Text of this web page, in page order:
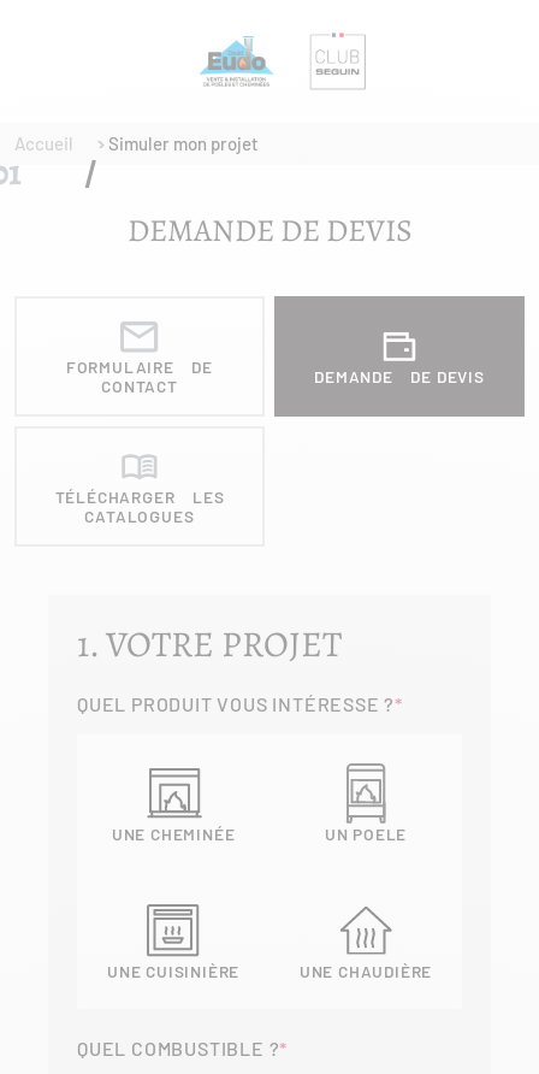
Accueil Simuler mon projet
DEMANDE DE DEVIS
FORMULAIRE DE
CONTACT
DEMANDE DE DEVIS
TÉLÉCHARGER LES
CATALOGUES
1. VOTRE PROJET
QUEL PRODUIT VOUS INTÉRESSE ?
UNE CHEMINÉE UN POELE
UNE CUISINIÈRE UNE CHAUDIÈRE
QUEL COMBUSTIBLE ?